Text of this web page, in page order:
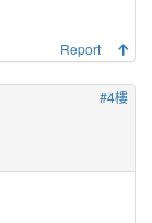
Report
#4樓